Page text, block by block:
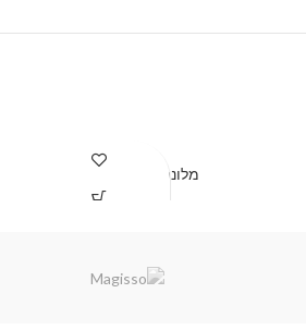
מלונה לכלב דגם אורן 1